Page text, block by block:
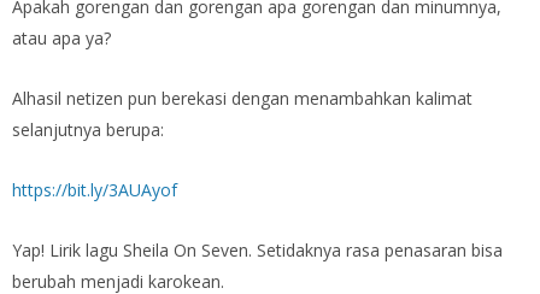
Apakah gorengan dan gorengan apa gorengan dan minumnya,
atau apa ya?
Alhasil netizen pun berekasi dengan menambahkan kalimat
selanjutnya berupa:
https://bit.ly/3AUAyof
Yap! Lirik lagu Sheila On Seven. Setidaknya rasa penasaran bisa
berubah menjadi karokean.